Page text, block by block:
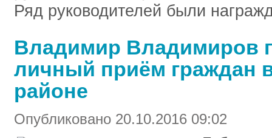
Ряд руководителей были
Владимир Владимиров
личный приём граждан
районе
Опубликовано 20.10.2016 09:02